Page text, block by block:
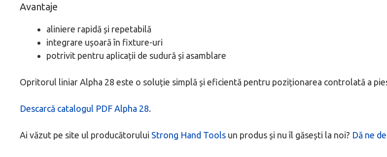
Avantaje
aliniere rapidă și repetabilă
integrare ușoară în fixture-uri
potrivit pentru aplicații de sudură și asamblare
Opritorul liniar Alpha 28 este o soluție simplă și eficientă pentru poziționarea controlată a
Descarcă catalogul PDF Alpha 28.
Ai văzut pe site ul producătorului Strong Hand Tools un produs și nu îl găsești la noi? Dă ne